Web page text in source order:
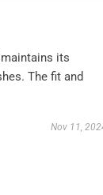
its
The fit and
Nov 11,